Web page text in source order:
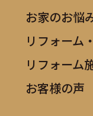
お家のお悩
リフォーム
リフォーム
お客様の声